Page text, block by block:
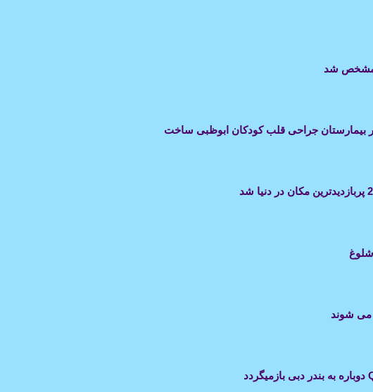
در بیمارستان جراحی قلب کودکان ابوظبی ساخت
می شوند